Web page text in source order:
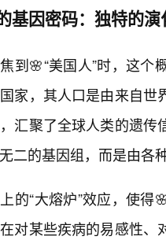
基因密码：独特的演
到🌸“美国人”时，这
家，其人口是由来自
汇聚了全球人类的遗
二的基因组，而是由各
的“大熔炉”效应，使
对某些疾病的易感性